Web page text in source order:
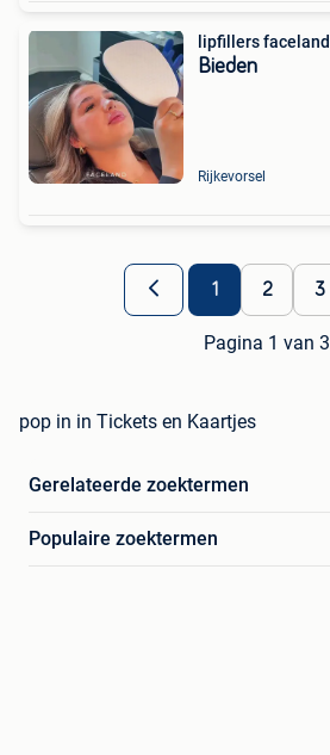
lipfillers faceland
Bieden
Rijkevorsel
1 2 3
Pagina 1 van 3
pop in in Tickets en Kaartjes
Gerelateerde zoektermen
Populaire zoektermen